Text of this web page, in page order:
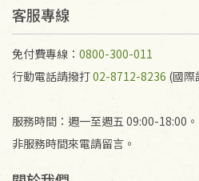
不接受退貨之手抄稿，為敬重
代為結緣處理等。 若需將手
產生的運費100元/箱將由消費
客服專線
免付費專線： 0800-300-011
行動電話請撥打02-8712-8236 (國際
服務時間：週一至週五 09:00-18:00。
非服務時間來電請留言。